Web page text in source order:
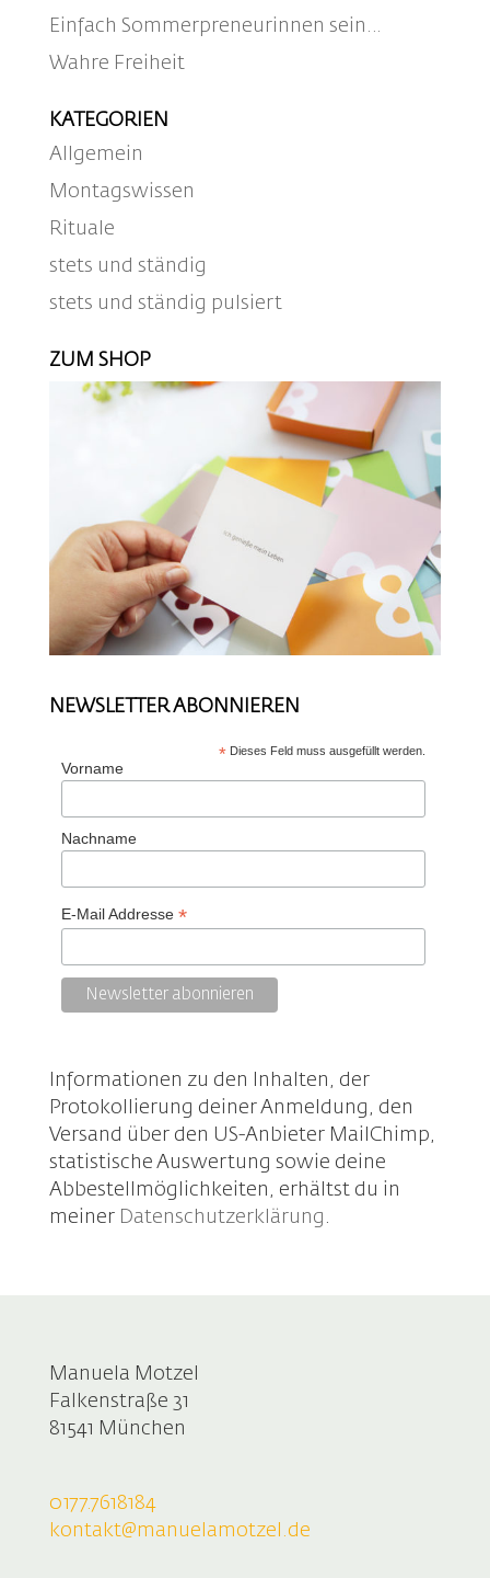
Einfach Sommerpreneurinnen sein…
Wahre Freiheit
KATEGORIEN
Allgemein
Montagswissen
Rituale
stets und ständig
stets und ständig pulsiert
ZUM SHOP
NEWSLETTER ABONNIEREN
* Dieses Feld muss ausgefüllt werden.
Vorname
Nachname
E-Mail Addresse *
Informationen zu den Inhalten, der
Protokollierung deiner Anmeldung, den
Versand über den US-Anbieter MailChimp,
statistische Auswertung sowie deine
Abbestellmöglichkeiten, erhältst du in
meiner Datenschutzerklärung .
Manuela Motzel
Falkenstraße 31
81541 München
0177.7618184
kontakt@manuelamotzel.de